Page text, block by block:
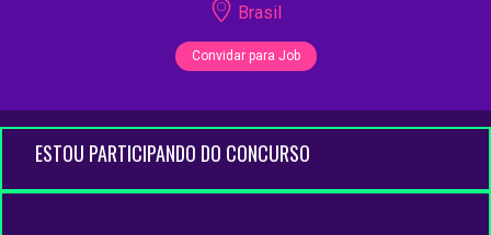
Brasil
Convidar para Job
ESTOU PARTICIPANDO DO CONCURSO